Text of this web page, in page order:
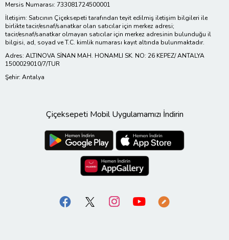
Mersis Numarası: 733081724500001
İletişim: Satıcının Çiçeksepeti tarafından teyit edilmiş iletişim bilgileri ile
birlikte tacir/esnaf/sanatkar olan satıcılar için merkez adresi;
tacir/esnaf/sanatkar olmayan satıcılar için merkez adresinin bulunduğu il
bilgisi, ad, soyad ve T.C. kimlik numarası kayıt altında bulunmaktadır.
Adres: ALTINOVA SİNAN MAH. HONAMLI SK. NO: 26 KEPEZ/ ANTALYA
1500029010/7/TUR
Şehir: Antalya
Çiçeksepeti Mobil Uygulamamızı İndirin